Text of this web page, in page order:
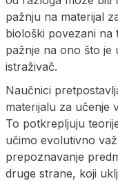
pažnju na materijal
biološki povezani na
pažnje na ono što je
istraživač.
Naučnici
materijalu za učenje
To potkrepljuju
učimo evolutivno
prepoznavanje
druge strane, koji